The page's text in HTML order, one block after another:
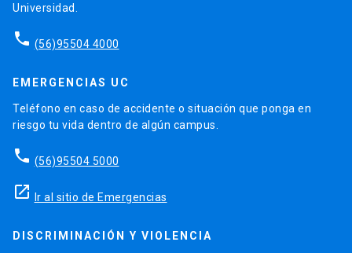
Universidad.
phone (56)95504 4000
EMERGENCIAS UC
Teléfono en caso de accidente o situación que ponga en
riesgo tu vida dentro de algún campus.
phone (56)95504 5000
launch Ir al sitio de Emergencias
DISCRIMINACIÓN Y VIOLENCIA